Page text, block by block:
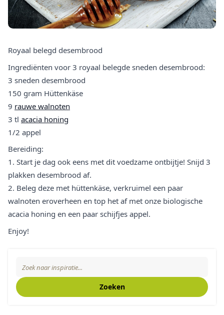
Zoeken
Royaal belegd desembrood
Ingrediënten voor 3 royaal belegde sneden desembrood:
3 sneden desembrood
150 gram Hüttenkäse
9 rauwe walnoten
3 tl acacia honing
1/2 appel
Bereiding:
1. Start je dag ook eens met dit voedzame ontbijtje! Snijd 3
plakken desembrood af.
2. Beleg deze met hüttenkäse, verkruimel een paar
walnoten eroverheen en top het af met onze biologische
acacia honing en een paar schijfjes appel.
Enjoy!